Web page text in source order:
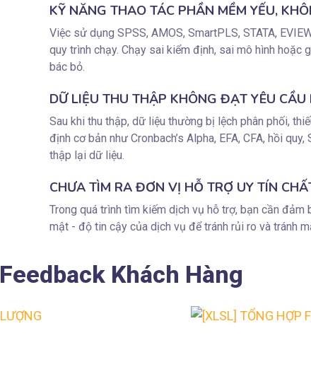
KỸ NĂNG THAO TÁC PHẦN MỀM YẾU,
Việc sử dụng SPSS, AMOS, SmartPLS, STATA,
quy trình chạy. Chạy sai kiểm định, sai mô hình
bác bỏ.
DỮ LIỆU THU THẬP KHÔNG ĐẠT YÊU CẦU
Sau khi thu thập, dữ liệu thường bị lệch phân phối,
định cơ bản như Cronbach’s Alpha, EFA, CFA, hồi
thập lại dữ liệu.
CHƯA TÌM RA ĐƠN VỊ HỖ TRỢ UY TÍN
Trong quá trình tìm kiếm dịch vụ hỗ trợ, bạn cần
mật - độ tin cậy của dịch vụ để tránh rủi ro và tránh
Feedback Khách Hàng